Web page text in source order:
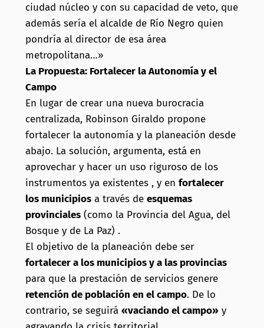
ciudad núcleo y con su capacidad de veto, que
además sería el alcalde de Río Negro quien
pondría al director de esa área
metropolitana…»
La Propuesta: Fortalecer la Autonomía y el
Campo
En lugar de crear una nueva burocracia
centralizada, Robinson Giraldo propone
fortalecer la autonomía y la planeación desde
abajo. La solución, argumenta, está en
aprovechar y hacer un uso riguroso de los
instrumentos ya existentes , y en fortalecer
los municipiosa través de esquemas
provinciales(como la Provincia del Agua, del
Bosque y de La Paz) .
El objetivo de la planeación debe ser
fortalecer a los municipios y a las provincias
para que la prestación de servicios genere
retención de población en el campo. De lo
contrario, se seguirá «vaciando el campo» y